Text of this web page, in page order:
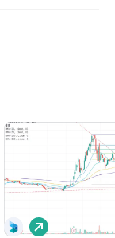
롱